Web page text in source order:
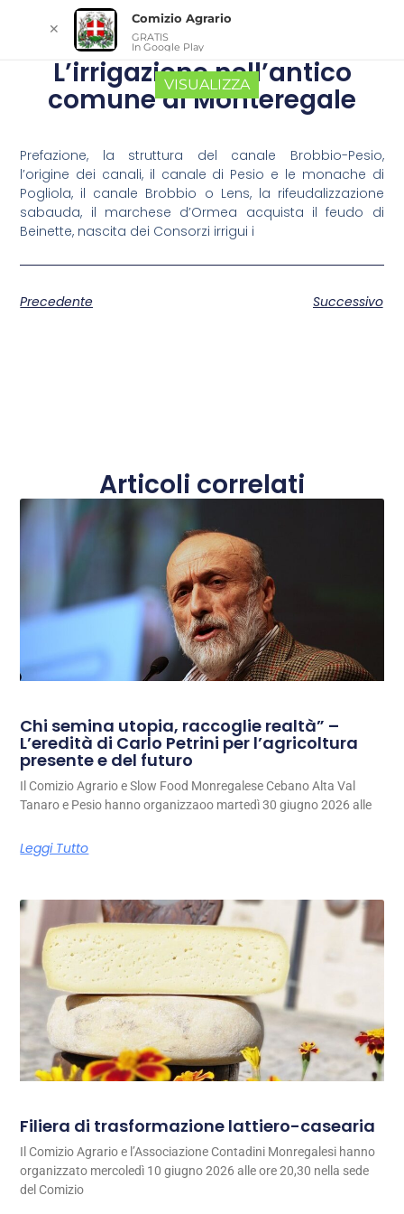
L’irrigazione nell’antico
comune di Monteregale
Prefazione, la struttura del canale Brobbio-Pesio,
l’origine dei canali, il canale di Pesio e le monache di
Pogliola, il canale Brobbio o Lens, la rifeudalizzazione
sabauda, il marchese d’Ormea acquista il feudo di
Beinette, nascita dei Consorzi irrigui i
Precedente Successivo
Articoli correlati
Chi semina utopia, raccoglie realtà” –
L’eredità di Carlo Petrini per l’agricoltura
presente e del futuro
Il Comizio Agrario e Slow Food Monregalese Cebano Alta Val
Tanaro e Pesio hanno organizzaoo martedì 30 giugno 2026 alle
Leggi Tutto
Filiera di trasformazione lattiero-casearia
Il Comizio Agrario e l’Associazione Contadini Monregalesi hanno
organizzato mercoledì 10 giugno 2026 alle ore 20,30 nella sede
del Comizio
✕
Comizio Agrario
GRATIS
In Google Play
VISUALIZZA